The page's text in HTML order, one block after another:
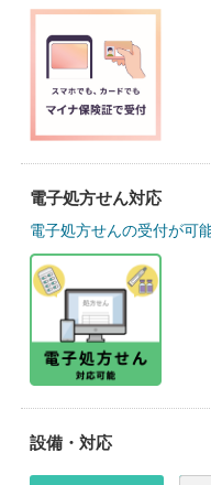
電子処方せん対応
電子処方せんの受付が可
設備・対応